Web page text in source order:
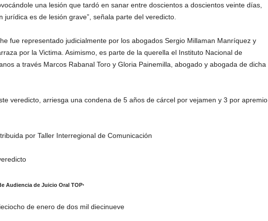
una lesión que tardó en sanar entre doscientos a doscientos veinte días,
jurídica es de lesión grave”, señala parte del veredicto.
fue representado judicialmente por los abogados Sergio Millaman Manríquez y
por la Victima. Asimismo, es parte de la querella el Instituto Nacional de
a través Marcos Rabanal Toro y Gloria Painemilla, abogado y abogada de dicha
veredicto, arriesga una condena de 5 años de cárcel por vejamen y 3 por apremio
por Taller Interregional de Comunicación
Audiencia de Juicio Oral TOP.
de enero de dos mil diecinueve